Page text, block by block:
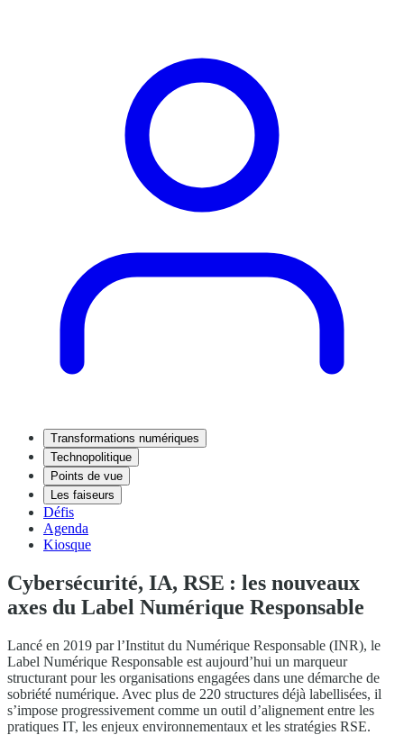
Transformations numériques
Technopolitique
Points de vue
Les faiseurs
Défis
Agenda
Kiosque
Cybersécurité, IA, RSE : les nouveaux
axes du Label Numérique Responsable
Lancé en 2019 par l’Institut du Numérique Responsable (INR), le
Label Numérique Responsable est aujourd’hui un marqueur
structurant pour les organisations engagées dans une démarche de
sobriété numérique. Avec plus de 220 structures déjà labellisées, il
s’impose progressivement comme un outil d’alignement entre les
pratiques IT, les enjeux environnementaux et les stratégies RSE.